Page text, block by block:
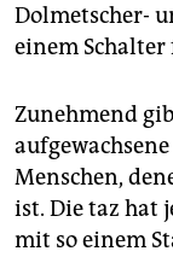
Dolmetscher-
einem
Zunehmend
Menschen,
ist. Die taz hat
mit so einem